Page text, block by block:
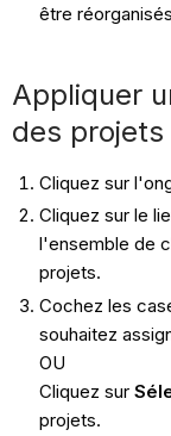
être
Appliquer
des projets
Cliquez sur
Cliquez sur le
l'ensemble de
projets.
Cochez les
souhaitez
OU
Cliquez sur
projets.